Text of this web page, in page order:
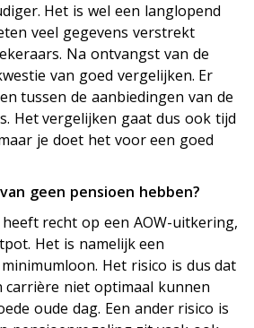
Het is wel een langlopend
veel gegevens verstrekt
Na ontvangst van de
van goed vergelijken. Er
tussen de aanbiedingen van de
Het vergelijken gaat dus ook tijd
je doet het voor een goed
geen pensioen hebben?
recht op een AOW-uitkering,
Het is namelijk een
Het risico is dus dat
carrière niet optimaal kunnen
oude dag. Een ander risico is